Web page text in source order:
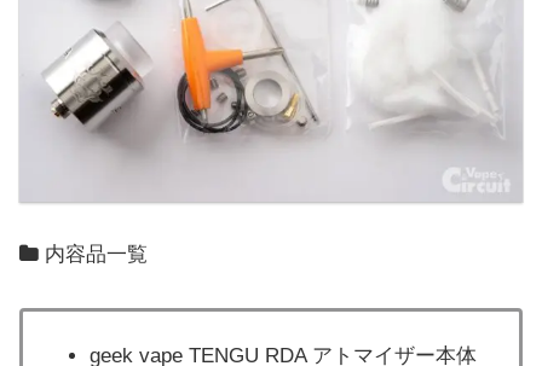
内容品一覧
geek vape TENGU RDA アトマイザー本体